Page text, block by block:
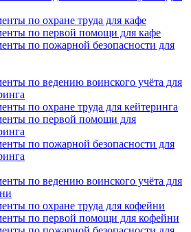
по охране труда для кафе
по первой помощи для кафе
по пожарной безопасности для
по ведению воинского учёта для
по охране труда для кейтеринга
по первой помощи для
по пожарной безопасности для
по ведению воинского учёта для
по охране труда для кофейни
по первой помощи для кофейни